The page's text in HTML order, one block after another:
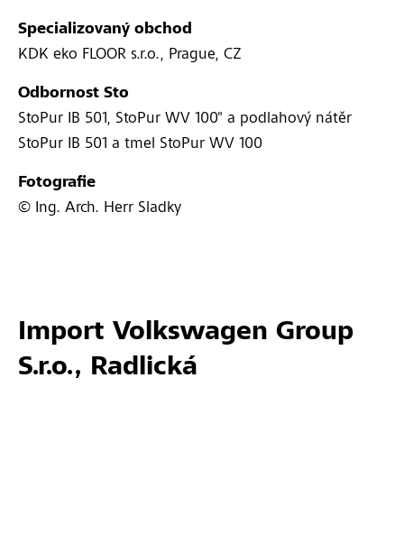
Specializovaný obchod
KDK eko FLOOR s.r.o., Prague, CZ
Odbornost Sto
StoPur IB 501, StoPur WV 100" a podlahový nátěr
StoPur IB 501 a tmel StoPur WV 100
Fotografie
© Ing. Arch. Herr Sladky
Import Volkswagen Group
S.r.o., Radlická